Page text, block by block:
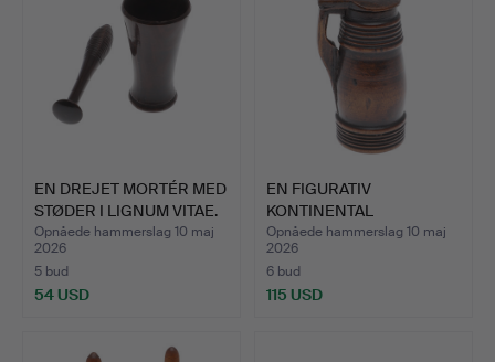
EN DREJET MORTÉR MED
STØDER I LIGNUM VITAE.
Opnåede hammerslag 10 maj
2026
5 bud
54 USD
EN FIGURATIV
KONTINENTAL
SNUSDÅSE.
Opnåede hammerslag 10 maj
2026
6 bud
115 USD